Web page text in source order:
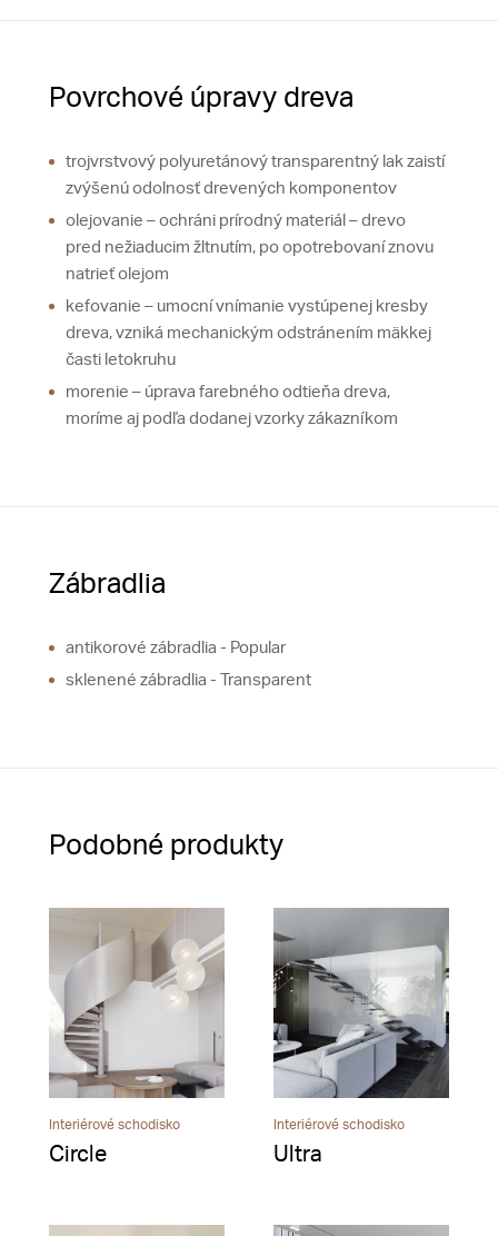
Povrchové úpravy dreva
trojvrstvový polyuretánový transparentný lak zaistí
zvýšenú odolnosť drevených komponentov
olejovanie – ochráni prírodný materiál – drevo
pred nežiaducim žltnutím, po opotrebovaní znovu
natrieť olejom
kefovanie – umocní vnímanie vystúpenej kresby
dreva, vzniká mechanickým odstránením mäkkej
časti letokruhu
morenie – úprava farebného odtieňa dreva,
moríme aj podľa dodanej vzorky zákazníkom
Zábradlia
antikorové zábradlia - Popular
sklenené zábradlia - Transparent
Podobné produkty
Interiérové schodisko
Circle
Interiérové schodisko
Ultra